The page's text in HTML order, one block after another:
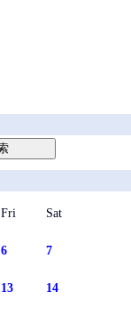
Fri Sat
6 7
13 14